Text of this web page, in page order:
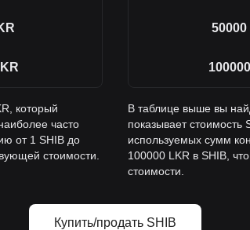
который
часто
от 1 SHIB до
стоимости.
50000
100000
В таблице выше вы
показывает
используемых сумм
100000 LKR в SHIB,
стоимости.
Купить/продать SHIB